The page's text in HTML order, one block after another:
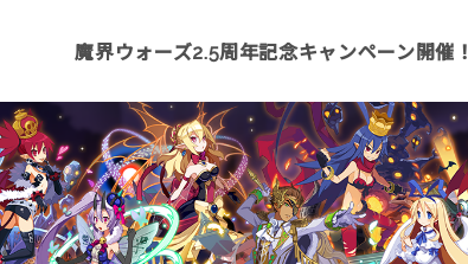
魔界ウォーズ2.5周年記念キャンペーン開催！